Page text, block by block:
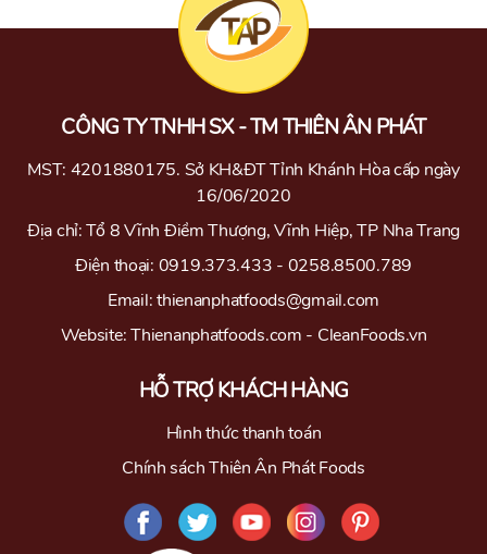
CÔNG TY TNHH SX - TM THIÊN ÂN PHÁT
MST: 4201880175. Sở KH&ĐT Tỉnh Khánh Hòa cấp ngày
16/06/2020
Địa chỉ: Tổ 8 Vĩnh Điềm Thượng, Vĩnh Hiệp, TP Nha Trang
Điện thoại: 0919.373.433 - 0258.8500.789
Email: thienanphatfoods@gmail.com
Website: Thienanphatfoods.com - CleanFoods.vn
HỖ TRỢ KHÁCH HÀNG
Hình thức thanh toán
Chính sách Thiên Ân Phát Foods